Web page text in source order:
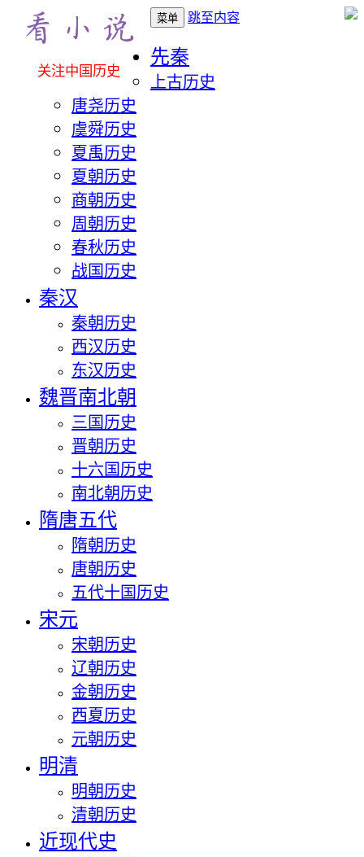
关注中国历史
菜单 跳至内容
先秦
上古历史
唐尧历史
虞舜历史
夏禹历史
夏朝历史
商朝历史
周朝历史
春秋历史
战国历史
秦汉
秦朝历史
西汉历史
东汉历史
魏晋南北朝
三国历史
晋朝历史
十六国历史
南北朝历史
隋唐五代
隋朝历史
唐朝历史
五代十国历史
宋元
宋朝历史
辽朝历史
金朝历史
西夏历史
元朝历史
明清
明朝历史
清朝历史
近现代史